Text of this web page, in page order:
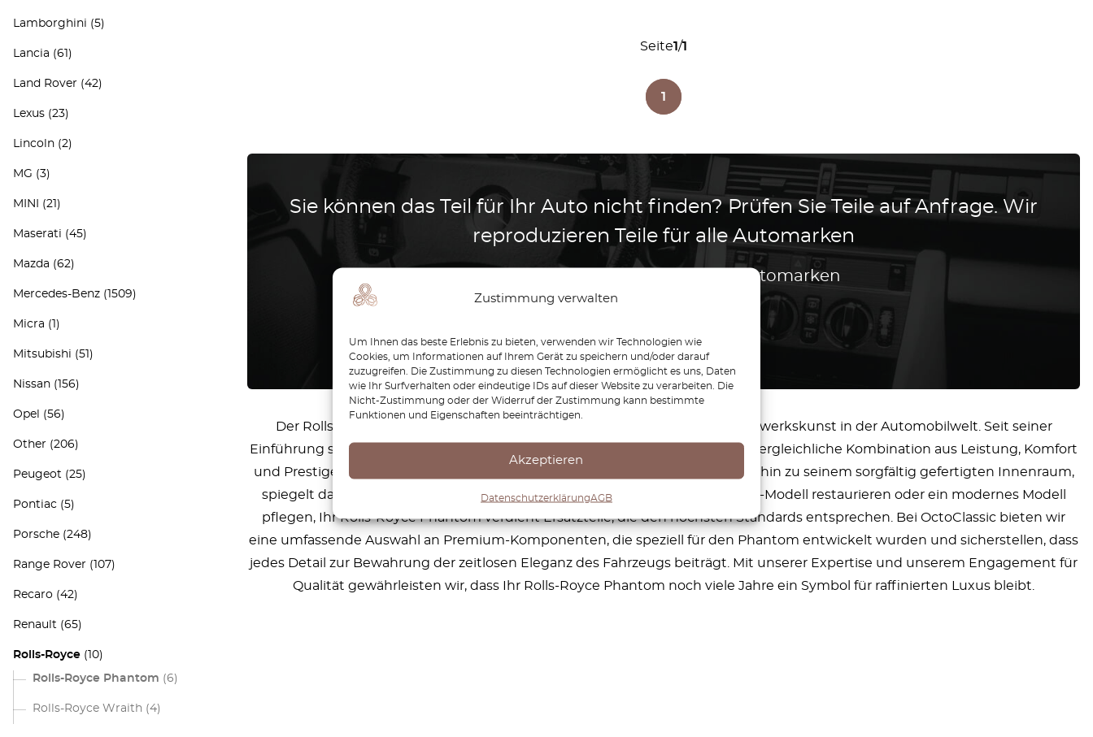
Zustimmung verwalten
Um Ihnen das beste Erlebnis zu bieten, verwenden wir Technologien wie
Cookies, um Informationen auf Ihrem Gerät zu speichern und/oder darauf
zuzugreifen. Die Zustimmung zu diesen Technologien ermöglicht es uns, Daten
wie Ihr Surfverhalten oder eindeutige IDs auf dieser Website zu verarbeiten. Die
Nicht-Zustimmung oder der Widerruf der Zustimmung kann bestimmte
Funktionen und Eigenschaften beeinträchtigen.
Akzeptieren
DatenschutzerklärungAGB
Lamborghini (5)
Lancia (61)
Land Rover (42)
Lexus (23)
Lincoln (2)
MG (3)
MINI (21)
Maserati (45)
Mazda (62)
Mercedes-Benz (1509)
Micra (1)
Mitsubishi (51)
Nissan (156)
Opel (56)
Other (206)
Peugeot (25)
Pontiac (5)
Porsche (248)
Range Rover (107)
Recaro (42)
Renault (65)
Rolls-Royce (10)
Rolls-Royce Phantom (6)
Rolls-Royce Wraith (4)
Seite1/1
1
Sie können das Teil für Ihr Auto nicht finden? Prüfen Sie Teile auf Anfrage. Wir
reproduzieren Teile für alle Automarken
Wir reproduzieren Teile für alle Automarken
Der Rolls-Royce Phantom ist der Inbegriff von Luxus, Raffinesse und Handwerkskunst in der Automobilwelt. Seit seiner
Einführung setzt der Phantom den Maßstab für Exzellenz und bietet eine unvergleichliche Kombination aus Leistung, Komfort
und Prestige. Jeder Aspekt des Phantoms, von seinem ikonischen Design bis hin zu seinem sorgfältig gefertigten Innenraum,
spiegelt das Engagement der Marke für Perfektion wider. Ob Sie ein Vintage-Modell restaurieren oder ein modernes Modell
pflegen, Ihr Rolls-Royce Phantom verdient Ersatzteile, die den höchsten Standards entsprechen. Bei OctoClassic bieten wir
eine umfassende Auswahl an Premium-Komponenten, die speziell für den Phantom entwickelt wurden und sicherstellen, dass
jedes Detail zur Bewahrung der zeitlosen Eleganz des Fahrzeugs beiträgt. Mit unserer Expertise und unserem Engagement für
Qualität gewährleisten wir, dass Ihr Rolls-Royce Phantom noch viele Jahre ein Symbol für raffinierten Luxus bleibt.